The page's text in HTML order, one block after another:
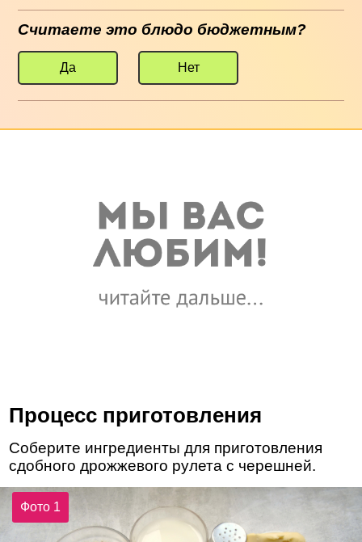
Считаете это блюдо бюджетным?
Да Нет
Процесс приготовления
Соберите ингредиенты для приготовления
сдобного дрожжевого рулета с черешней.
Фото 1